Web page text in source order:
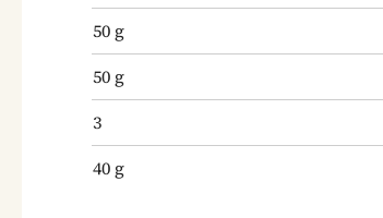
50 g
50 g
3
40 g